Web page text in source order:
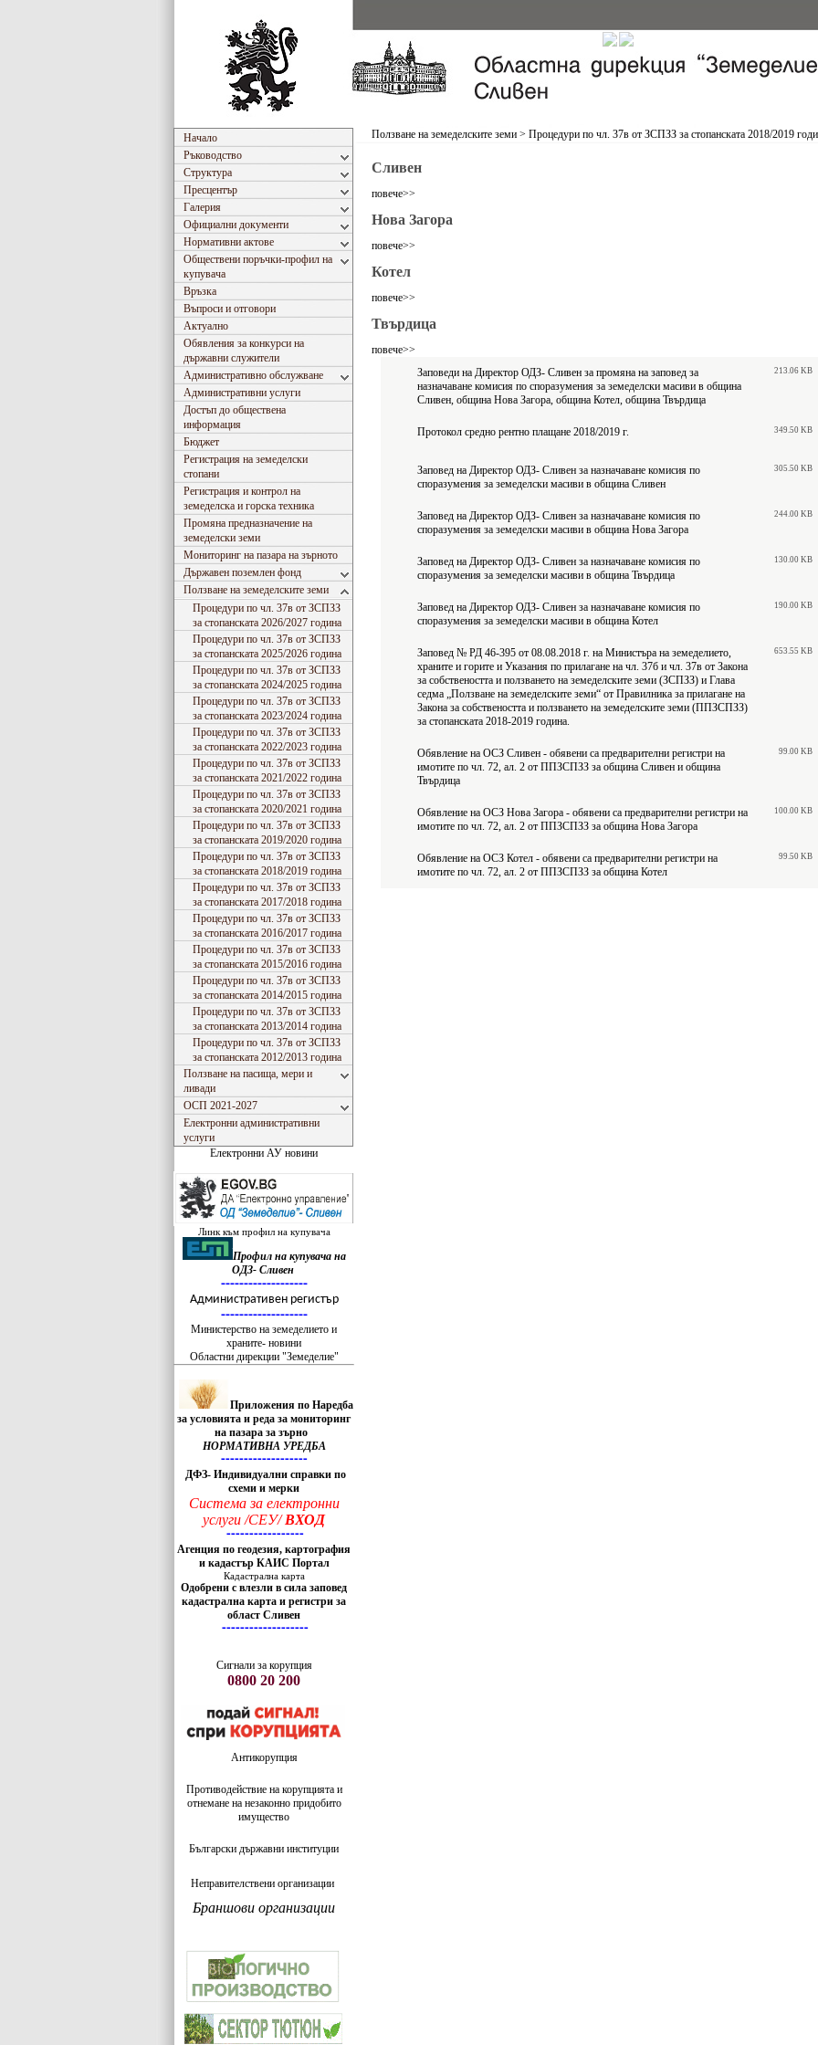
Начало
Ръководство
Структура
Пресцентър
Галерия
Официални документи
Нормативни актове
Обществени поръчки-профил на
купувача
Връзка
Въпроси и отговори
Актуално
Обявления за конкурси на
държавни служители
Административно обслужване
Административни услуги
Достъп до обществена
информация
Бюджет
Регистрация на земеделски
стопани
Регистрация и контрол на
земеделска и горска техника
Промяна предназначение на
земеделски земи
Мониторинг на пазара на зърното
Държавен поземлен фонд
Ползване на земеделските земи
Процедури по чл. 37в от ЗСПЗЗ
за стопанската 2026/2027 година
Процедури по чл. 37в от ЗСПЗЗ
за стопанската 2025/2026 година
Процедури по чл. 37в от ЗСПЗЗ
за стопанската 2024/2025 година
Процедури по чл. 37в от ЗСПЗЗ
за стопанската 2023/2024 година
Процедури по чл. 37в от ЗСПЗЗ
за стопанската 2022/2023 година
Процедури по чл. 37в от ЗСПЗЗ
за стопанската 2021/2022 година
Процедури по чл. 37в от ЗСПЗЗ
за стопанската 2020/2021 година
Процедури по чл. 37в от ЗСПЗЗ
за стопанската 2019/2020 година
Процедури по чл. 37в от ЗСПЗЗ
за стопанската 2018/2019 година
Процедури по чл. 37в от ЗСПЗЗ
за стопанската 2017/2018 година
Процедури по чл. 37в от ЗСПЗЗ
за стопанската 2016/2017 година
Процедури по чл. 37в от ЗСПЗЗ
за стопанската 2015/2016 година
Процедури по чл. 37в от ЗСПЗЗ
за стопанската 2014/2015 година
Процедури по чл. 37в от ЗСПЗЗ
за стопанската 2013/2014 година
Процедури по чл. 37в от ЗСПЗЗ
за стопанската 2012/2013 година
Ползване на пасища, мери и
ливади
ОСП 2021-2027
Електронни административни
услуги
Електронни АУ новини
Линк към профил на купувача
Профил на купувача на
ОДЗ- Сливен
-------------------
Административен регистър
-------------------
Министерство на земеделието и
храните- новини
Областни дирекции "Земеделие"
Приложения по Наредба
за условията и реда за мониторинг
на пазара за зърно
НОРМАТИВНА УРЕДБА
-------------------
ДФЗ- Индивидуални справки по
схеми и мерки
Система за електронни
услуги /СЕУ/ВХОД
-----------------
Агенция по геодезия, картография
и кадастър КАИС Портал
Кадастрална карта
Одобрени с влезли в сила заповед
кадастрална карта и регистри за
област Сливен
-------------------
Сигнали за корупция
0800 20 200
Антикорупция
Противодействие на корупцията и
отнемане на незаконно придобито
имущество
Български държавни институции
Неправителствени организации
Браншови организации
Ползване на земеделските земи > Процедури по чл. 37в от ЗСПЗЗ за стопанската 2018/2019
Сливен
повече>>
Нова Загора
повече>>
Котел
повече>>
Твърдица
повече>>
Заповеди на Директор ОДЗ- Сливен за промяна на заповед за
назначаване комисия по споразумения за земеделски масиви в община
Сливен, община Нова Загора, община Котел, община Твърдица
213.06 KB
Протокол средно рентно плащане 2018/2019 г. 349.50 KB
Заповед на Директор ОДЗ- Сливен за назначаване комисия по
споразумения за земеделски масиви в община Сливен
305.50 KB
Заповед на Директор ОДЗ- Сливен за назначаване комисия по
споразумения за земеделски масиви в община Нова Загора
244.00 KB
Заповед на Директор ОДЗ- Сливен за назначаване комисия по
споразумения за земеделски масиви в община Твърдица
130.00 KB
Заповед на Директор ОДЗ- Сливен за назначаване комисия по
споразумения за земеделски масиви в община Котел
190.00 KB
Заповед № РД 46-395 от 08.08.2018 г. на Министъра на земеделието,
храните и горите и Указания по прилагане на чл. 37б и чл. 37в от Закона
за собствеността и ползването на земеделските земи (ЗСПЗЗ) и Глава
седма „Ползване на земеделските земи“ от Правилника за прилагане на
Закона за собствеността и ползването на земеделските земи (ППЗСПЗЗ)
за стопанската 2018-2019 година.
653.55 KB
Обявление на ОСЗ Сливен - обявени са предварителни регистри на
имотите по чл. 72, ал. 2 от ППЗСПЗЗ за община Сливен и община
Твърдица
99.00 KB
Обявление на ОСЗ Нова Загора - обявени са предварителни регистри на
имотите по чл. 72, ал. 2 от ППЗСПЗЗ за община Нова Загора
100.00 KB
Обявление на ОСЗ Котел - обявени са предварителни регистри на
имотите по чл. 72, ал. 2 от ППЗСПЗЗ за община Котел
99.50 KB
Съгласно Закона за въвеждане на еврото в РБългария, ОДЗ- Сливен ще превалутира всички левови стойности на таксите и тарифите в евро в